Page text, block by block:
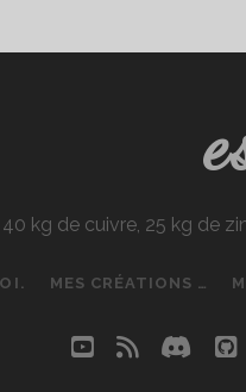
kg de cuivre, 25 kg de
MES CRÉATIONS …
youtube
rss